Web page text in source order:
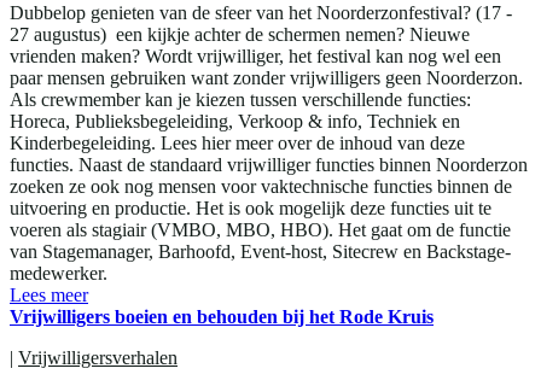
Dubbelop genieten van de sfeer van het Noorderzonfestival? (17 -
27 augustus) een kijkje achter de schermen nemen? Nieuwe
vrienden maken? Wordt vrijwilliger, het festival kan nog wel een
paar mensen gebruiken want zonder vrijwilligers geen Noorderzon.
Als crewmember kan je kiezen tussen verschillende functies:
Horeca, Publieksbegeleiding, Verkoop & info, Techniek en
Kinderbegeleiding. Lees hier meer over de inhoud van deze
functies. Naast de standaard vrijwilliger functies binnen Noorderzon
zoeken ze ook nog mensen voor vaktechnische functies binnen de
uitvoering en productie. Het is ook mogelijk deze functies uit te
voeren als stagiair (VMBO, MBO, HBO). Het gaat om de functie
van Stagemanager, Barhoofd, Event-host, Sitecrew en Backstage-
medewerker.
Lees meer
Vrijwilligers boeien en behouden bij het Rode Kruis
| Vrijwilligersverhalen